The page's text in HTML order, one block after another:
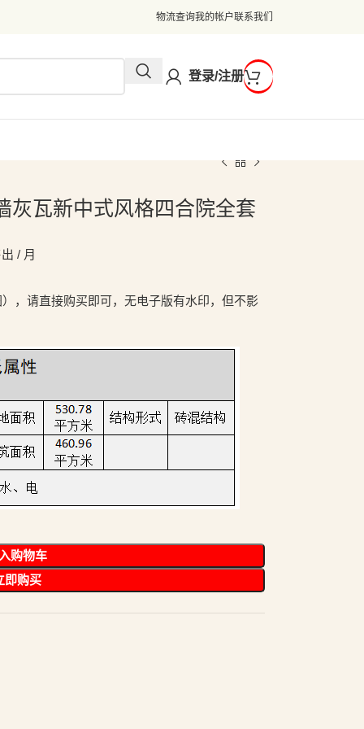
物流查询我的帐户联系我们
登录/注册
灰瓦新中式风格四合院全套
/ 月
，请直接购买即可，无电子版有水印，但不影
购物车
即购买